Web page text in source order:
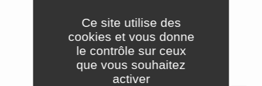
Ce site utilise des
cookies et vous donne
le contrôle sur ceux
que vous souhaitez
activer